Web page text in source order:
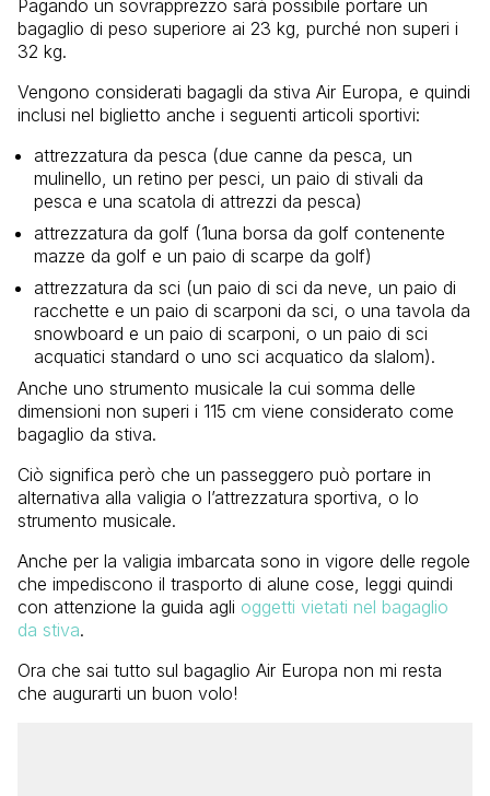
Pagando un sovrapprezzo sarà possibile portare un
bagaglio di peso superiore ai 23 kg, purché non superi i
32 kg.
Vengono considerati bagagli da stiva Air Europa, e quindi
inclusi nel biglietto anche i seguenti articoli sportivi:
attrezzatura da pesca (due canne da pesca, un
mulinello, un retino per pesci, un paio di stivali da
pesca e una scatola di attrezzi da pesca)
attrezzatura da golf (1una borsa da golf contenente
mazze da golf e un paio di scarpe da golf)
attrezzatura da sci (un paio di sci da neve, un paio di
racchette e un paio di scarponi da sci, o una tavola da
snowboard e un paio di scarponi, o un paio di sci
acquatici standard o uno sci acquatico da slalom).
Anche uno strumento musicale la cui somma delle
dimensioni non superi i 115 cm viene considerato come
bagaglio da stiva.
Ciò significa però che un passeggero può portare in
alternativa alla valigia o l’attrezzatura sportiva, o lo
strumento musicale.
Anche per la valigia imbarcata sono in vigore delle regole
che impediscono il trasporto di alune cose, leggi quindi
con attenzione la guida agli oggetti vietati nel bagaglio
da stiva.
Ora che sai tutto sul bagaglio Air Europa non mi resta
che augurarti un buon volo!